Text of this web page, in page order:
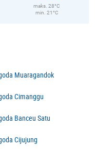
maks. 28°C
min. 21°C
Muaragandok
Cimanggu
Banceu Satu
Cijujung